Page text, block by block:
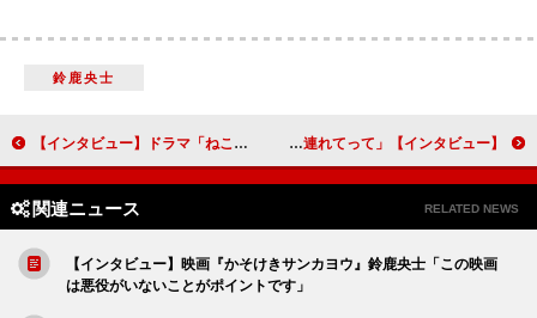
鈴鹿央士
【インタビュー】ドラマ「ねこ物件」古川雄輝が語る猫の魅力「猫は“見るもの”で“触るもの”ではない」 【インタビュー】「タクシー運転手さん 一番うまい店に連れてって！」ゲスト出演の三宅健＆増田貴久「全部食べてみたいお店ばかり」
関連ニュース RELATED NEWS
【インタビュー】映画『かそけきサンカヨウ』鈴鹿央士「この映画
は悪役がいないことがポイントです」